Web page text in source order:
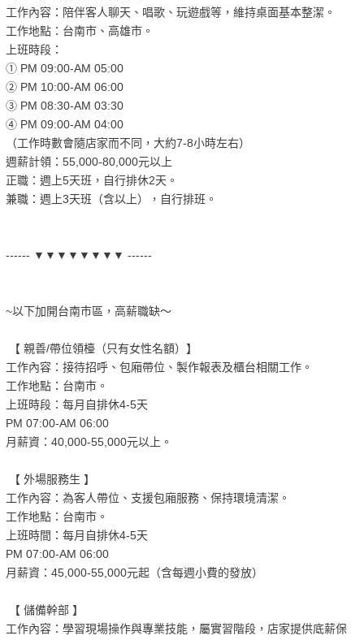
工作內容：陪伴客人聊天、唱歌、玩遊戲等，維持桌面基本整潔。
工作地點：台南市、高雄市。
上班時段：
① PM 09:00-AM 05:00
② PM 10:00-AM 06:00
③ PM 08:30-AM 03:30
④ PM 09:00-AM 04:00
（工作時數會隨店家而不同，大約7-8小時左右）
週薪計領：55,000-80,000元以上
正職：週上5天班，自行排休2天。
兼職：週上3天班（含以上），自行排班。
------ ▼▼▼▼▼▼▼▼ ------
~以下加開台南市區，高薪職缺～
【 親善/帶位領檯（只有女性名額）】
工作內容：接待招呼、包廂帶位、製作報表及櫃台相關工作。
工作地點：台南市。
上班時段：每月自排休4-5天
PM 07:00-AM 06:00
月薪資：40,000-55,000元以上。
【 外場服務生 】
工作內容：為客人帶位、支援包廂服務、保持環境清潔。
工作地點：台南市。
上班時間：每月自排休4-5天
PM 07:00-AM 06:00
月薪資：45,000-55,000元起（含每週小費的發放）
【 儲備幹部 】
工作內容：學習現場操作與專業技能，屬實習階段，店家提供底薪保